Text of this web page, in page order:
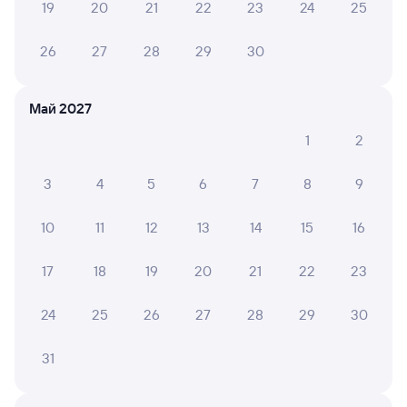
Что делать, если ошибся при вводе данных
Как получить отчетные документы для
Что делать, если оплата не проходит?
19 20 21 22 23 24 25
26 27 28 29 30
Май 2027
1
2
3 4 5 6 7 8 9
10 11 12 13 14 15 16
17 18 19 20 21 22 23
24 25 26 27 28 29 30
31